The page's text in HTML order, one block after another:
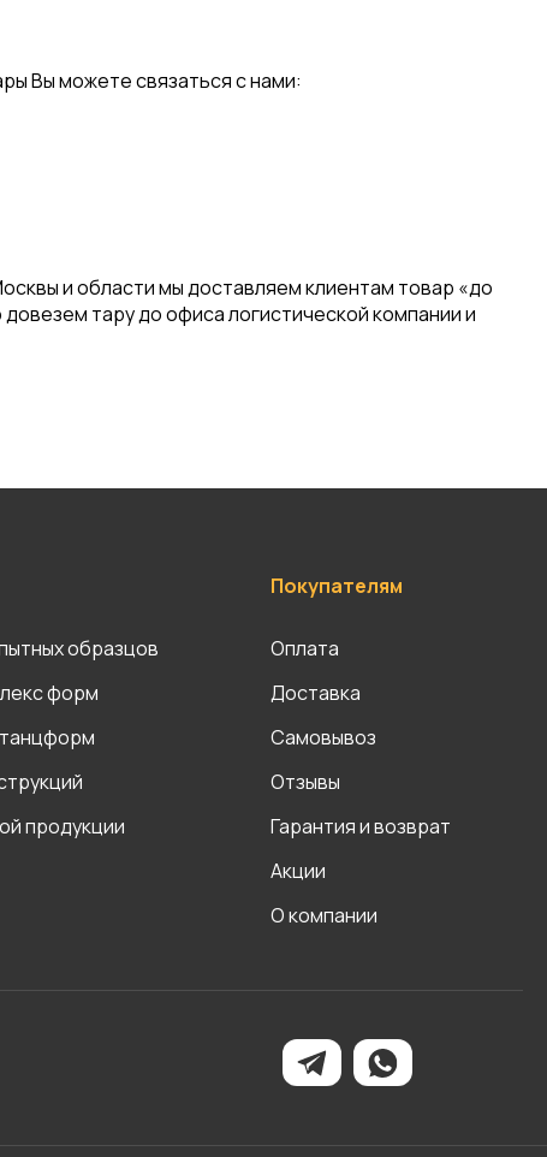
Вы можете связаться с нами:
и области мы доставляем клиентам товар «до
тару до офиса логистической компании и
образцов
форм
продукции
Покупателям
Оплата
Доставка
Самовывоз
Отзывы
Гарантия и возврат
Акции
О компании